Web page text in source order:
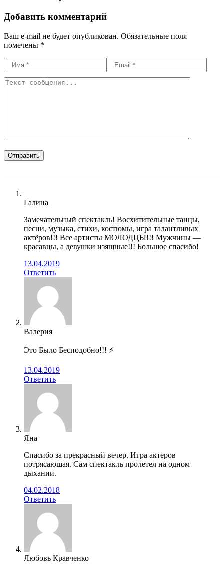
Добавить комментарий
Ваш e-mail не будет опубликован. Обязательные поля
помечены *
Галина
Замечательный спектакль! Восхитительные танцы,
песни, музыка, стихи, костюмы, игра талантливых
актёров!!! Все артисты МОЛОДЦЫ!!! Мужчины —
красавцы, а девушки изящные!!! Большое спасибо!
13.04.2019
Ответить
Валерия
Это Было Бесподобно!!! ⚡
13.04.2019
Ответить
Яна
Спасибо за прекрасный вечер. Игра актеров
потрясающая. Сам спектакль пролетел на одном
дыхании.
04.02.2018
Ответить
Любовь Кравченко